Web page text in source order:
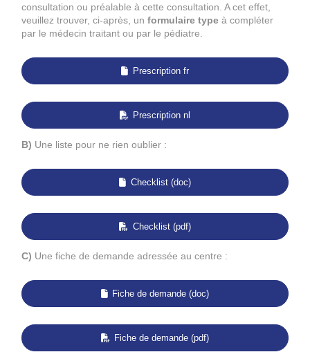
consultation ou préalable à cette consultation. A cet effet,
veuillez trouver, ci-après, unformulaire type à compléter
par le médecin traitant ou par le pédiatre.
Prescription fr
Prescription nl
B) Une liste pour ne rien oublier :
Checklist (doc)
Checklist (pdf)
C) Une fiche de demande adressée au centre :
Fiche de demande (doc)
Fiche de demande (pdf)